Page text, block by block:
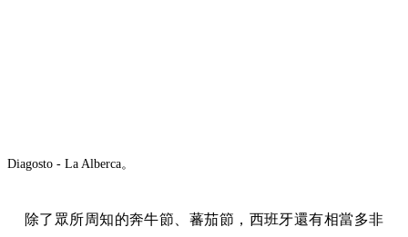
Diagosto - La Alberca。
除了眾所周知的奔牛節、蕃茄節，西班牙還有相當多非